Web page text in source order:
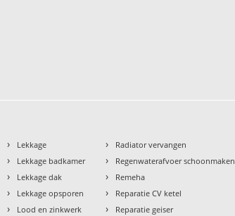
› Lekkage
› Lekkage badkamer
› Lekkage dak
› Lekkage opsporen
› Lood en zinkwerk
› Radiator vervangen
› Regenwaterafvoer schoonmaken
› Remeha
› Reparatie CV ketel
› Reparatie geiser